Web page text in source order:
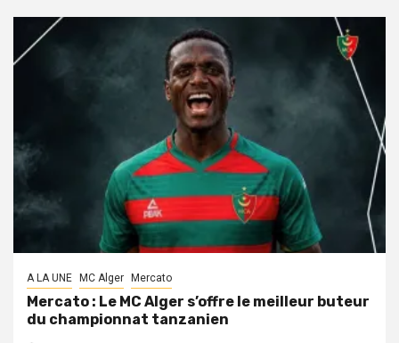
A LA UNE MC Alger Mercato
Mercato : Le MC Alger s’offre le meilleur buteur
du championnat tanzanien